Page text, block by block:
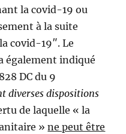
la covid-19 ou
à la suite
covid-19″. Le
également indiqué
DC du 9
diverses dispositions
de laquelle « la
»ne peut être